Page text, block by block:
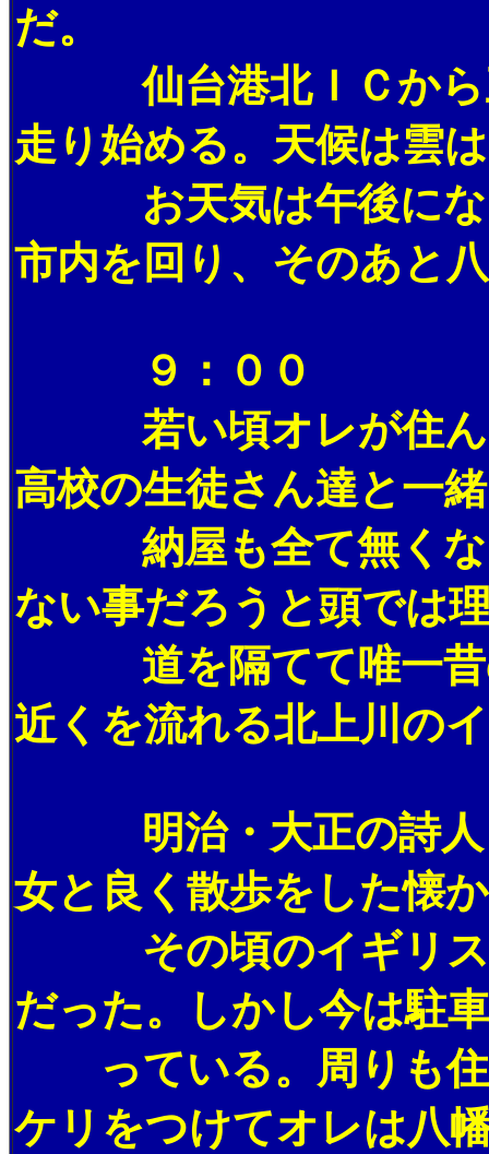
だ。
仙台港北ＩＣから三
走り始める。天候は雲
お天気は午後になる
市内を回り、そのあと
９：００
若い頃オレが住んで
高校の生徒さん達と一
納屋も全て無くなり
ない事だろうと頭では
道を隔てて唯一昔の
近くを流れる北上川の
明治・大正の詩人「
女と良く散歩をした懐
その頃のイギリス海
だった。しかし今は駐
っている。周りも住
ケリをつけてオレは八